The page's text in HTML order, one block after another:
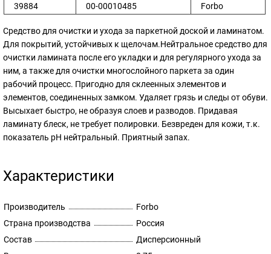
39884 00-00010485 Forbo
Средство для очистки и ухода за паркетной доской и ламинатом.
Для покрытий, устойчивых к щелочам.Нейтральное средство для
очистки ламината после его укладки и для регулярного ухода за
ним, а также для очистки многослойного паркета за один
рабочий процесс. Пригодно для склеенных элементов и
элементов, соединенных замком. Удаляет грязь и следы от обуви.
Высыхает быстро, не образуя слоев и разводов. Придавая
ламинату блеск, не требует полировки. Безвреден для кожи, т.к.
показатель рН нейтральный. Приятный запах.
Характеристики
Производитель
Forbo
Страна производства
Россия
Состав
Дисперсионный